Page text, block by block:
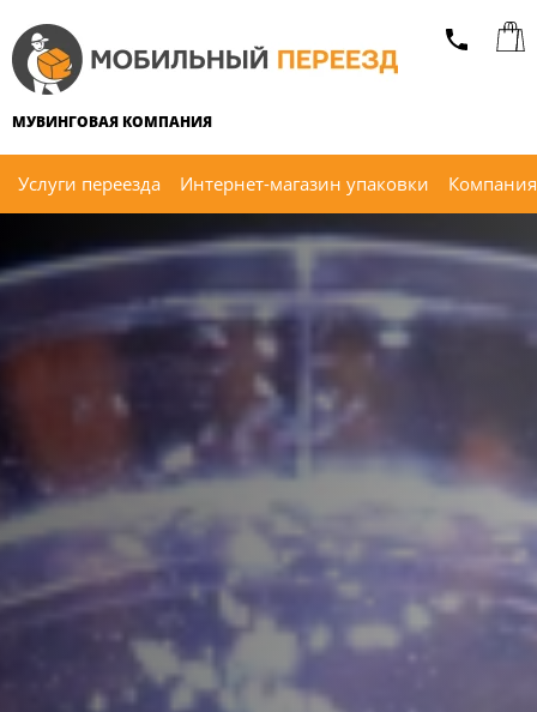
МУВИНГОВАЯ КОМПАНИЯ
Услуги переезда Интернет-магазин упаковки